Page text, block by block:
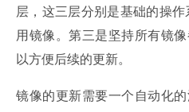
层，这三层分别是基础的操
用镜像。第三是坚持所有镜
以方便后续的更新。
镜像的更新需要一个自动化